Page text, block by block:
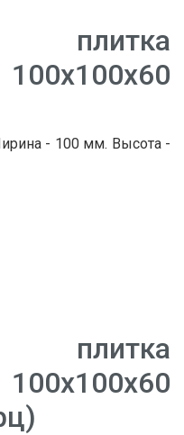
плитка
- 100 мм. Высота -
плитка